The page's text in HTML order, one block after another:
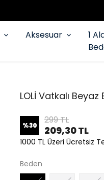
Aksesuar
1
LOLİ Vatkalı Beyaz
%30 299 TL
209,30 TL
1000 TL Üzeri Ücretsiz
Beden